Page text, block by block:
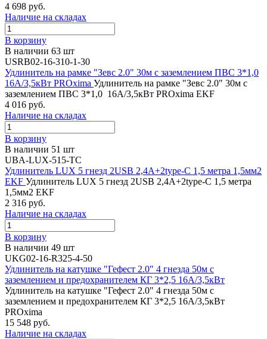
4 698 руб.
Наличие на складах
В корзину
В наличии 63 шт
USRB02-16-310-1-30
Удлинитель на рамке "Зевс 2.0" 30м с заземлением ПВС 3*1,0
16А/3,5кВт PROxima Удлинитель на рамке "Зевс 2.0" 30м с
заземлением ПВС 3*1,0 16А/3,5кВт PROxima EKF
4 016 руб.
Наличие на складах
В корзину
В наличии 51 шт
UBA-LUX-515-TC
Удлинитель LUX 5 гнезд 2USB 2,4А+2type-C 1,5 метра 1,5мм2
EKF Удлинитель LUX 5 гнезд 2USB 2,4А+2type-C 1,5 метра
1,5мм2 EKF
2 316 руб.
Наличие на складах
В корзину
В наличии 49 шт
UKG02-16-R325-4-50
Удлинитель на катушке "Гефест 2.0" 4 гнезда 50м с
заземлением и предохранителем КГ 3*2,5 16А/3,5кВт
Удлинитель на катушке "Гефест 2.0" 4 гнезда 50м с
заземлением и предохранителем КГ 3*2,5 16А/3,5кВт
PROxima
15 548 руб.
Наличие на складах